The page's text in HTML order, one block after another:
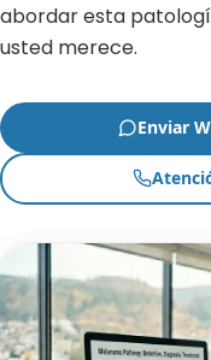
abordar esta
usted merece.
Enviar